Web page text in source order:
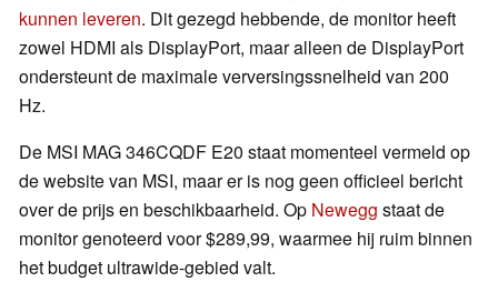
kunnen leveren. Dit gezegd hebbende, de monitor heeft
zowel HDMI als DisplayPort, maar alleen de DisplayPort
ondersteunt de maximale verversingssnelheid van 200
Hz.
De MSI MAG 346CQDF E20 staat momenteel vermeld op
de website van MSI, maar er is nog geen officieel bericht
over de prijs en beschikbaarheid. Op Newegg staat de
monitor genoteerd voor $289,99, waarmee hij ruim binnen
het budget ultrawide-gebied valt.